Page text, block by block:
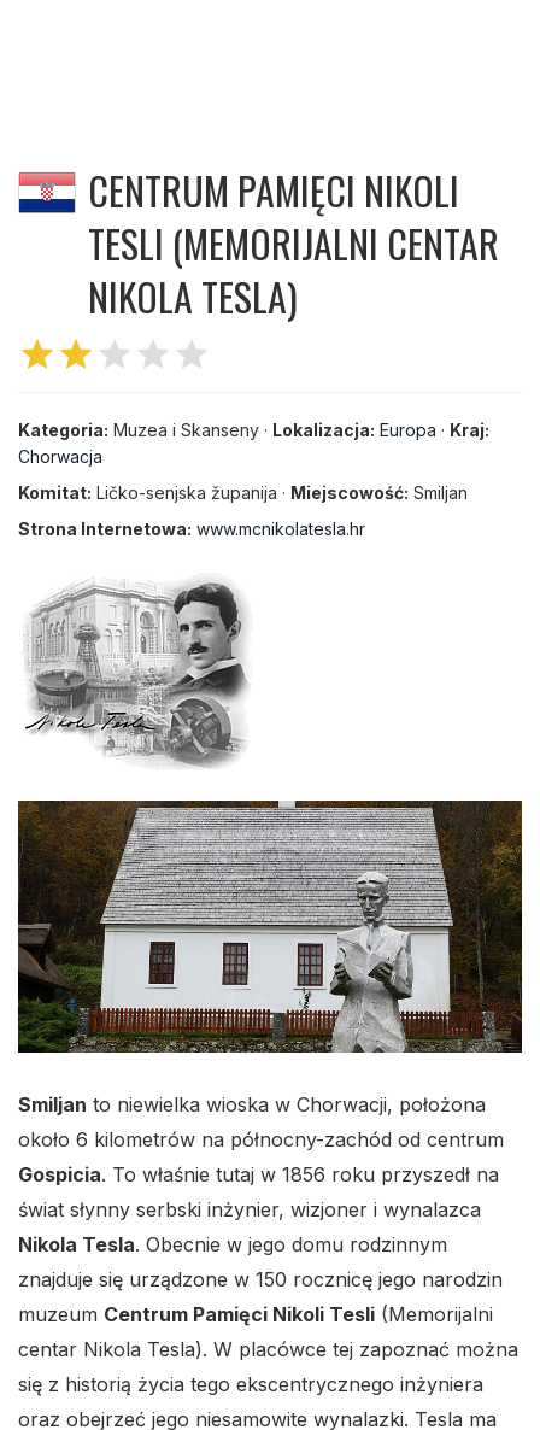
CENTRUM PAMIĘCI NIKOLI
TESLI (MEMORIJALNI CENTAR
NIKOLA TESLA)
starstar star star star
Kategoria: Muzea i Skanseny · Lokalizacja: Europa · Kraj:
Chorwacja
Komitat: Ličko-senjska županija · Miejscowość: Smiljan
Strona Internetowa: www.mcnikolatesla.hr
Smiljan to niewielka wioska w Chorwacji, położona
około 6 kilometrów na północny-zachód od centrum
Gospicia. To właśnie tutaj w 1856 roku przyszedł na
świat słynny serbski inżynier, wizjoner i wynalazca
Nikola Tesla. Obecnie w jego domu rodzinnym
znajduje się urządzone w 150 rocznicę jego narodzin
muzeum Centrum Pamięci Nikoli Tesli (Memorijalni
centar Nikola Tesla). W placówce tej zapoznać można
się z historią życia tego ekscentrycznego inżyniera
oraz obejrzeć jego niesamowite wynalazki. Tesla ma